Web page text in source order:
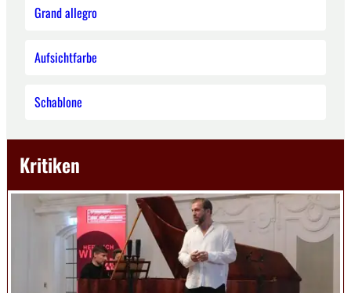
Grand allegro
Aufsichtfarbe
Schablone
Kritiken